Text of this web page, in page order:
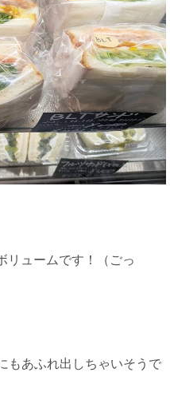
リュームです！（ごっ
もあふれ出しちゃいそうで